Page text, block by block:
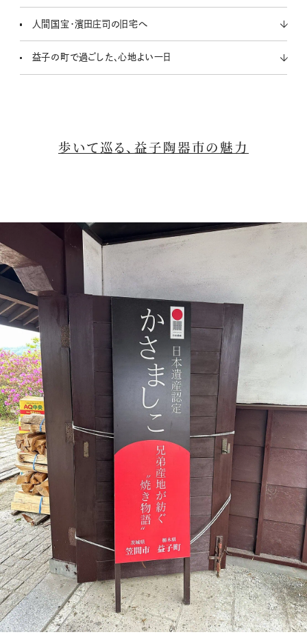
人間国宝・濱田庄司の旧宅へ
益子の町で過ごした、心地よい一日
歩いて巡る、益子陶器市の魅力